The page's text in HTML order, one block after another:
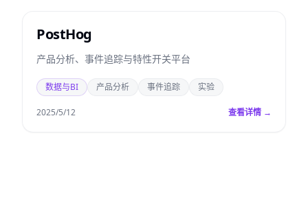
PostHog
产品分析、事件追踪与特性开关平台
数据与BI 产品分析 事件追踪 实验
2025/5/12 查看详情 →